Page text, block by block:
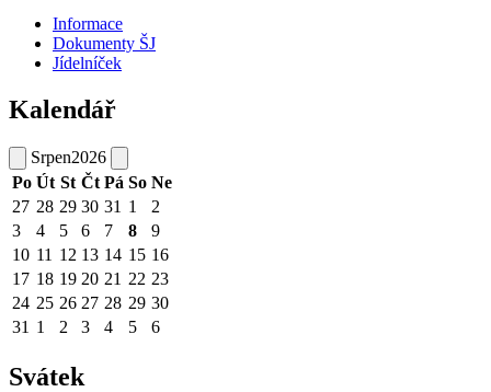
Informace
Dokumenty ŠJ
Jídelníček
Kalendář
Srpen2026
Po Út St Čt Pá So Ne
27 28 29 30 31 1
2
3
4 5 6 7 8
9
10 11 12 13 14 15 16
17 18 19 20 21 22 23
24 25 26 27 28 29 30
31 1 2 3 4 5 6
Svátek